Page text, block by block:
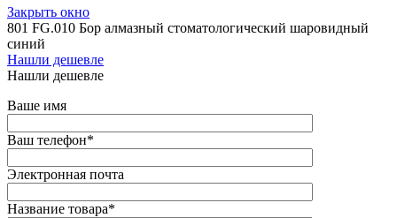
Закрыть окно
801 FG.010 Бор алмазный стоматологический шаровидный
синий
Нашли дешевле
Нашли дешевле
Ваше имя
Ваш телефон*
Электронная почта
Название товара*